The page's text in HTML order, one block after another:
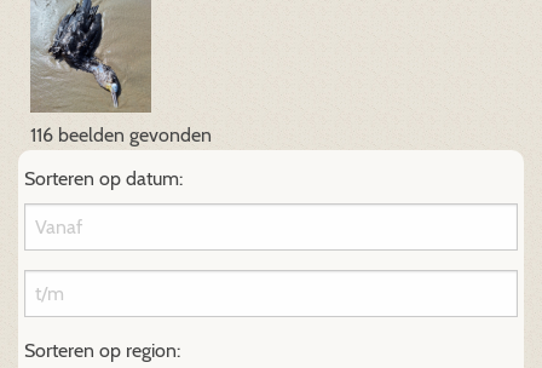
116 beelden gevonden
Sorteren op datum:
Sorteren op region: